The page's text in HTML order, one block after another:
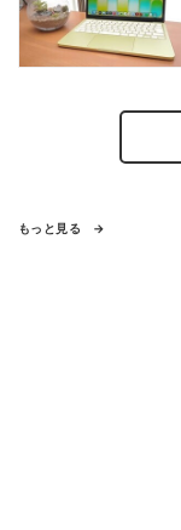
もっと見る